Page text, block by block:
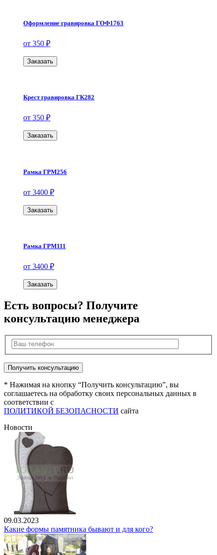
Оформление гравировка ГОФ1763
от 350 ₽
Заказать
Крест гравировка ГК282
от 350 ₽
Заказать
Рамка ГРМ256
от 3400 ₽
Заказать
Рамка ГРМ111
от 3400 ₽
Заказать
Есть вопросы? Получите
консультацию менеджера
* Нажимая на кнопку “Получить консультацию”, вы
соглашаетесь на обработку своих персональных данных в
соответствии с
ПОЛИТИКОЙ БЕЗОПАСНОСТИ сайта
Новости
09.03.2023
Какие формы памятника бывают и для кого?